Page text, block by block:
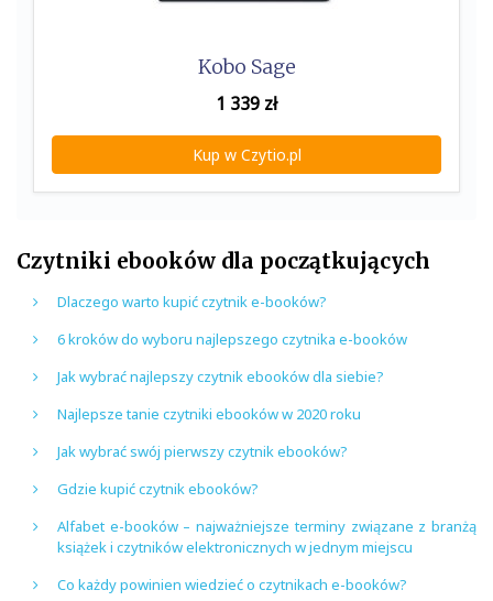
Kobo Sage
1 339 zł
Kup w Czytio.pl
Czytniki ebooków dla początkujących
Dlaczego warto kupić czytnik e-booków?
6 kroków do wyboru najlepszego czytnika e-booków
Jak wybrać najlepszy czytnik ebooków dla siebie?
Najlepsze tanie czytniki ebooków w 2020 roku
Jak wybrać swój pierwszy czytnik ebooków?
Gdzie kupić czytnik ebooków?
Alfabet e-booków – najważniejsze terminy związane z branżą
książek i czytników elektronicznych w jednym miejscu
Co każdy powinien wiedzieć o czytnikach e-booków?